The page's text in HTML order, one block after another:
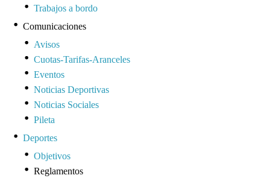
Trabajos a bordo
Comunicaciones
Avisos
Cuotas-Tarifas-Aranceles
Eventos
Noticias Deportivas
Noticias Sociales
Pileta
Deportes
Objetivos
Reglamentos